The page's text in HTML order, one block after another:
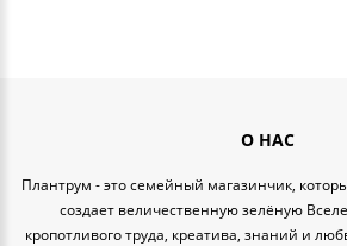
О НАС
Плантрум - это семейный магазинчик,
создает величественную зелёную
кропотливого труда, креатива, знаний и